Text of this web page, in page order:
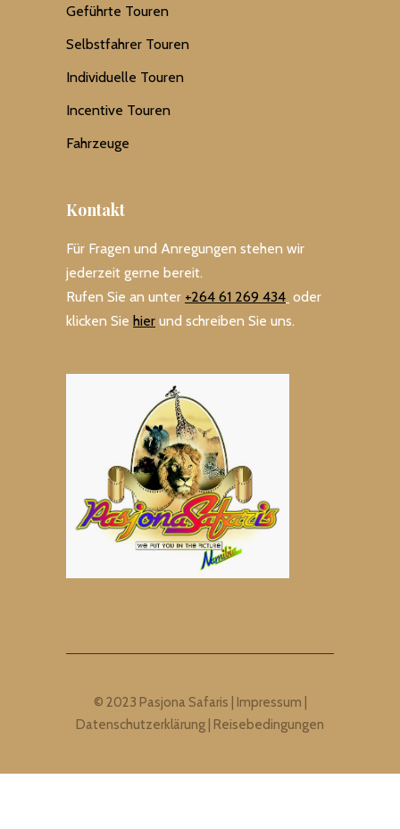
Geführte Touren
Selbstfahrer Touren
Individuelle Touren
Incentive Touren
Fahrzeuge
Kontakt
Für Fragen und Anregungen stehen wir
jederzeit gerne bereit.
Rufen Sie an unter +264 61 269 434 oder
klicken Sie hier und schreiben Sie uns.
© 2023 Pasjona Safaris | Impressum
Datenschutzerklärung Reisebedingungen